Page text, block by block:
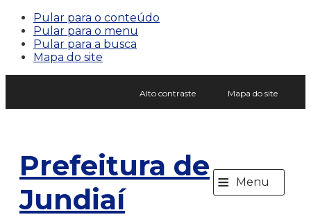
Pular para o conteúdo
Pular para o menu
Pular para a busca
Mapa do site
Alto contraste Mapa do site
Prefeitura de
Jundiaí
≡ Menu